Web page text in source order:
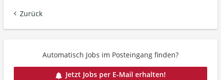
Zurück
Automatisch Jobs im Posteingang finden?
Jetzt Jobs per E-Mail erhalten!